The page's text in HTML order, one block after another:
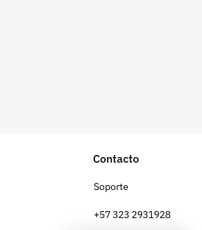
Contacto
Soporte
+57 323 2931928